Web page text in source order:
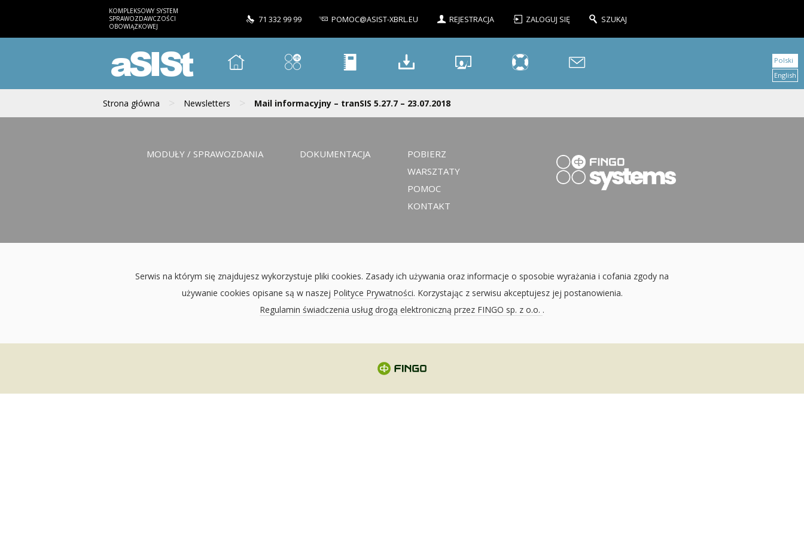
KOMPLEKSOWY SYSTEM
SPRAWOZDAWCZOŚCI
OBOWIĄZKOWEJ
71 332 99 99 POMOC@ASIST-XBRL.EU REJESTRACJA ZALOGUJ SIĘ SZUKAJ
aSISt
Strona główna > Newsletters > Mail informacyjny – tranSIS 5.27.7 – 23.07.2018
Polski
English
MODUŁY / SPRAWOZDANIA DOKUMENTACJA
POBIERZ
WARSZTATY
POMOC
KONTAKT
Serwis na którym się znajdujesz wykorzystuje pliki cookies. Zasady ich używania oraz informacje o sposobie wyrażania i cofania zgody na
używanie cookies opisane są w naszej Polityce Prywatności. Korzystając z serwisu akceptujesz jej postanowienia.
Regulamin świadczenia usług drogą elektroniczną przez FINGO sp. z o.o. .